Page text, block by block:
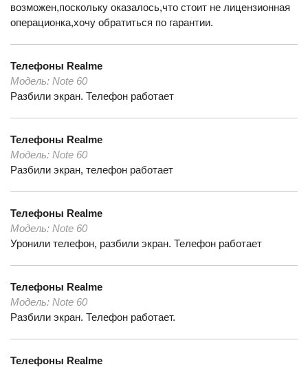
возможен,поскольку оказалось,что стоит не лицензионная
операционка,хочу обратиться по гарантии.
Телефоны Realme
Модель: Note 60
Разбили экран. Телефон работает
Телефоны Realme
Модель: Note 60
Разбили экран, телефон работает
Телефоны Realme
Модель: Note 60
Уронили телефон, разбили экран. Телефон работает
Телефоны Realme
Модель: Note 60
Разбили экран. Телефон работает.
Телефоны Realme